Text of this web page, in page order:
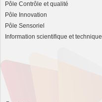
Pôle Contrôle et qualité
Pôle Innovation
Pôle Sensoriel
Information scientifique et technique